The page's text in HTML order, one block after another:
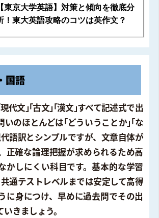
【東京大学英語】対策と傾向を徹底分
！東大英語攻略のコツは英作文？
国語
代文｣｢古文｣｢漢文｣すべて記述式で出
いのほとんどは｢どういうことか｣｢な
語訳とシンプルですが、文章自体が
正確な論理把握が求められるため高
かしにくい科目です。基本的な学習
通テストレベルまでは安定して高得
に身につけ、早めに過去問でその出
きましょう。